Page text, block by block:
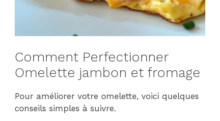
Comment Perfectionner
Omelette jambon et fromage
Pour améliorer votre omelette, voici quelques
conseils simples à suivre.